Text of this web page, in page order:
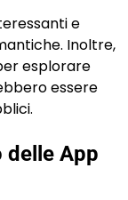
e
Inoltre,
esplorare
essere
delle App